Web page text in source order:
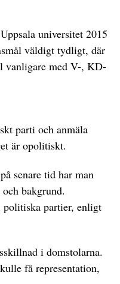
universitet 2015
väldigt tydligt, där
vanligare med V-, KD-
parti och anmäla
är opolitiskt.
senare tid har man
bakgrund.
politiska partier, enligt
i domstolarna.
få representation,